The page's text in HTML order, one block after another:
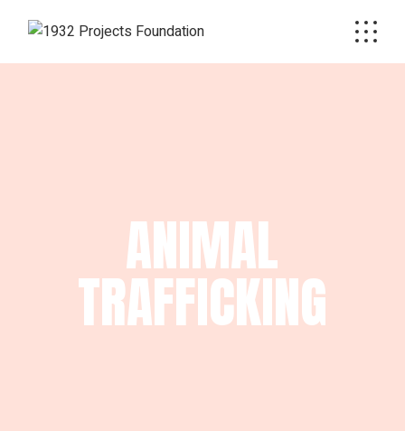
ANIMAL
TRAFFICKING